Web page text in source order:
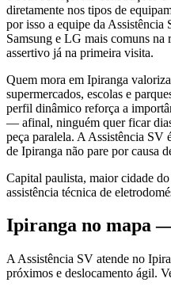
diretamente nos tipos de
por isso a equipe da Assistência
Samsung e LG mais comuns
assertivo já na primeira visita.
Quem mora em Ipiranga
supermercados, escolas e
perfil dinâmico reforça a
— afinal, ninguém quer ficar
peça paralela. A Assistência SV
de Ipiranga não pare por causa
Capital paulista, maior cidade
assistência técnica de
Ipiranga no mapa
A Assistência SV atende no
próximos e deslocamento ágil.